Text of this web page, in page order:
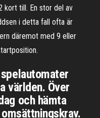
kort till. En stor del av
i detta fall ofta är
däremot med 9 eller
världen. Över
och hämta